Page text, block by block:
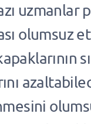
uzmanlar
olumsuz